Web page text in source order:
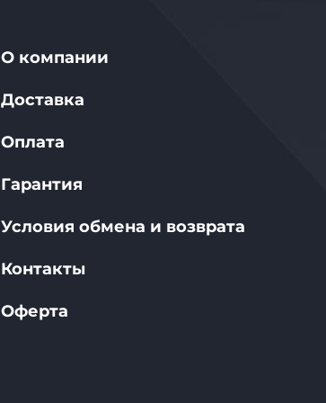
О компании
Доставка
Оплата
Гарантия
Условия обмена и возврата
Контакты
Оферта